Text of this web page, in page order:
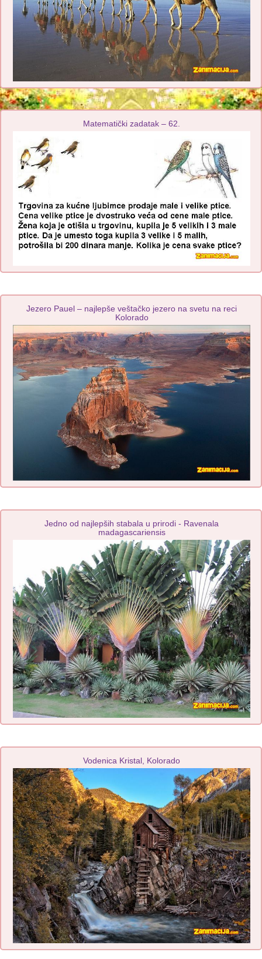
Matematički zadatak – 62.
Jezero Pauel – najlepše veštačko jezero na svetu na reci
Kolorado
Jedno od najlepših stabala u prirodi - Ravenala
madagascariensis
Vodenica Kristal, Kolorado